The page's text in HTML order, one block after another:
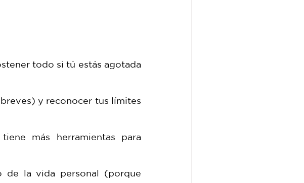
todo si tú estás agotada
y reconocer tus límites
más herramientas para
de la vida personal (porque